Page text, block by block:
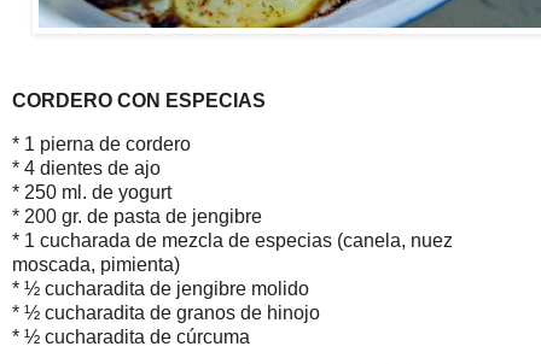
CORDERO CON ESPECIAS
* 1 pierna de cordero
* 4 dientes de ajo
* 250 ml. de yogurt
* 200 gr. de pasta de jengibre
* 1 cucharada de mezcla de especias (canela, nuez
moscada, pimienta)
* ½ cucharadita de jengibre molido
* ½ cucharadita de granos de hinojo
* ½ cucharadita de cúrcuma